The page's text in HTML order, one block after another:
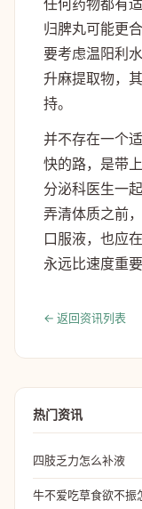
归脾丸可能更
要考虑温阳利
升麻提取物，
持。
并不存在一个
快的路，是带
分泌科医生一
弄清体质之前
口服液，也应
永远比速度重要
← 返回资讯列表
热门资讯
四肢乏力怎么补液
牛不爱吃草食欲不振